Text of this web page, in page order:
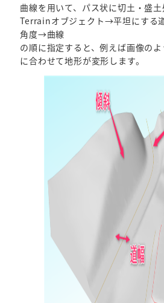
曲線を用いて、パス状に切土・盛土
Terrainオブジェクト→平坦にする
角度→曲線
の順に指定すると、例えば画像の
に合わせて地形が変形します。